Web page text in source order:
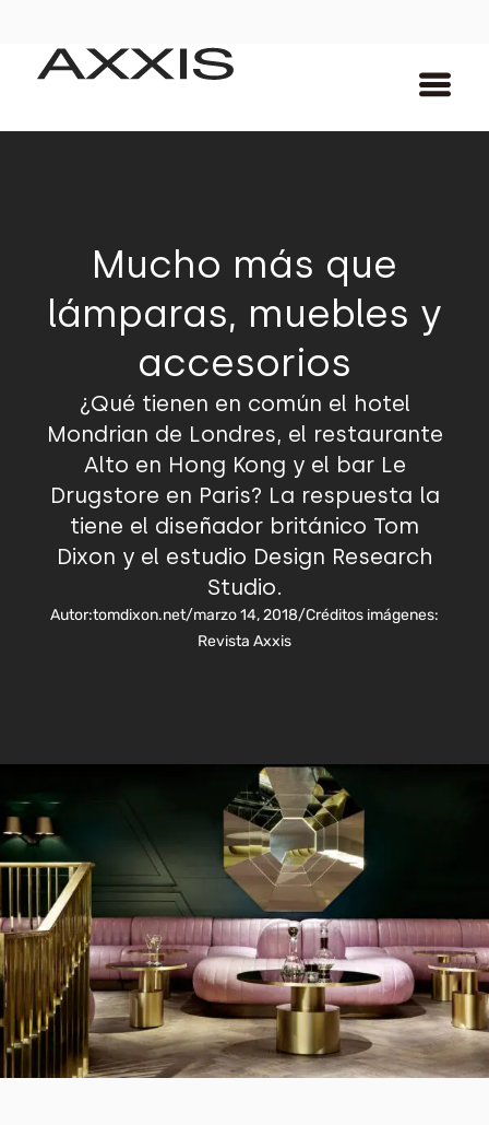
Mucho más que
lámparas, muebles y
accesorios
¿Qué tienen en común el hotel
Mondrian de Londres, el restaurante
Alto en Hong Kong y el bar Le
Drugstore en Paris? La respuesta la
tiene el diseñador británico Tom
Dixon y el estudio Design Research
Studio.
Autor:tomdixon.net/marzo 14, 2018/Créditos imágenes:
Revista Axxis